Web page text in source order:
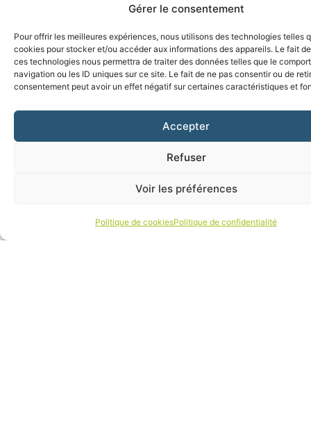
Gérer le consentement
Pour offrir les meilleures expériences, nous utilisons des technologies telles
cookies pour stocker et/ou accéder aux informations des appareils. Le fait
ces technologies nous permettra de traiter des données telles que le
navigation ou les ID uniques sur ce site. Le fait de ne pas consentir ou de
consentement peut avoir un effet négatif sur certaines caractéristiques et
Accepter
Refuser
Voir les préférences
Politique de cookiesPolitique de confidentialité
archersdelabretagneromantique@outlook.fr
Voir le site web
Les Hivernales